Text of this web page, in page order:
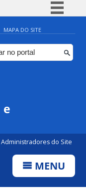
Simplifique!
Comunica BR
Participe
MAPA DO SITE
Administradores do Site
MENU